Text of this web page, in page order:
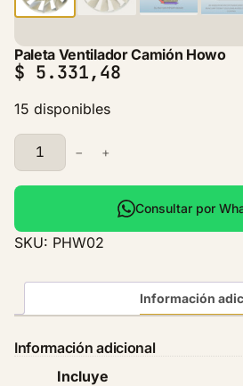
Paleta Ventilador Camión Howo
$ 5.331,48
15 disponibles
P
a
l
t
a
n
i
− +
Consultar por
SKU: PHW02
Información
Información adicional
Incluye